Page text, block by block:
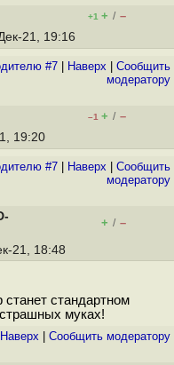
+1 + / –
21, 19:16
#7 Наверх
Cообщить
модератору
–1 + / –
19:20
#7 Наверх
Cообщить
модератору
+ / –
21, 18:48
стандартном
муках!
Наверх Cообщить модератору